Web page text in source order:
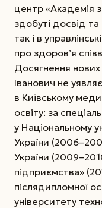
центр «Академія
здобуті досвід
так і в
про здоров’я
Досягнення
Іванович не
в Київському
освіту: за
у Національному
України
України
підприємства»
післядипломної
університету